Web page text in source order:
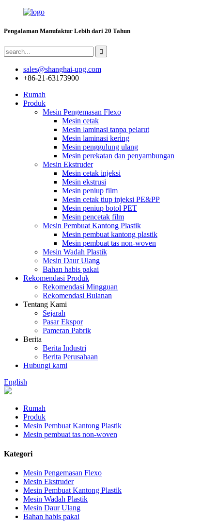
Pengalaman Manufaktur Lebih dari 20 Tahun
sales@shanghai-upg.com
+86-21-63173900
Rumah
Produk
Mesin Pengemasan Flexo
Mesin cetak
Mesin laminasi tanpa pelarut
Mesin laminasi kering
Mesin penggulung ulang
Mesin perekatan dan penyambungan
Mesin Ekstruder
Mesin cetak injeksi
Mesin ekstrusi
Mesin peniup film
Mesin cetak tiup injeksi PE&PP
Mesin peniup botol PET
Mesin pencetak film
Mesin Pembuat Kantong Plastik
Mesin pembuat kantong plastik
Mesin pembuat tas non-woven
Mesin Wadah Plastik
Mesin Daur Ulang
Bahan habis pakai
Rekomendasi Produk
Rekomendasi Mingguan
Rekomendasi Bulanan
Tentang Kami
Sejarah
Pasar Ekspor
Pameran Pabrik
Berita
Berita Industri
Berita Perusahaan
Hubungi kami
English
Rumah
Produk
Mesin Pembuat Kantong Plastik
Mesin pembuat tas non-woven
Kategori
Mesin Pengemasan Flexo
Mesin Ekstruder
Mesin Pembuat Kantong Plastik
Mesin Wadah Plastik
Mesin Daur Ulang
Bahan habis pakai